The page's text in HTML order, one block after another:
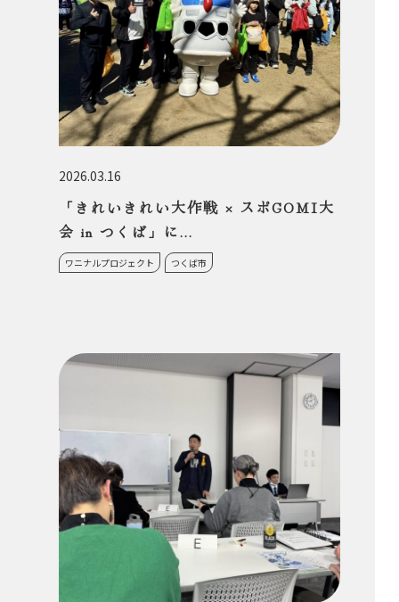
2026.03.16
「きれいきれい大作戦 × スポGOMI大
会 in つくば」に...
ワニナルプロジェクト つくば市